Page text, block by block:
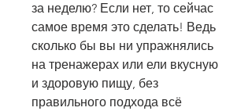
за неделю? Если нет, то сейчас
самое время это сделать! Ведь
сколько бы вы ни упражнялись
на тренажерах или ели вкусную
и здоровую пищу, без
правильного подхода всё